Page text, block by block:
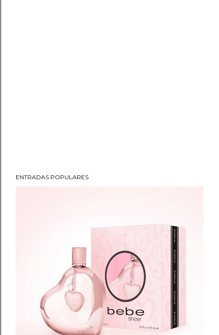
ENTRADAS POPULARES